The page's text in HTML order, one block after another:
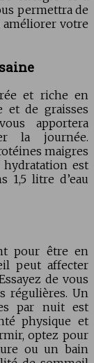
permettra de
votre
et riche en
et de graisses
apportera
la journée.
maigres
hydratation est
1,5 litre d’eau
pour être en
peut affecter
de vous
régulières. Un
par nuit est
physique et
optez pour
ou un bain